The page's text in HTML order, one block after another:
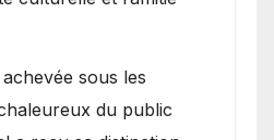
sous les
du public